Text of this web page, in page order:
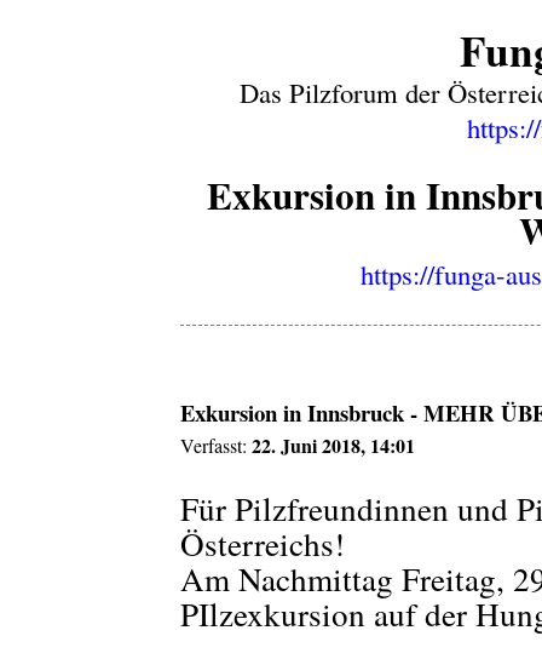
Das Pilzforum der
Exkursion in
https://funga-
Exkursion in Innsbruck - MEHR
Verfasst:22. Juni 2018, 14:01
Für Pilzfreundinnen und
Österreichs!
Am Nachmittag Freitag,
PIlzexkursion auf der